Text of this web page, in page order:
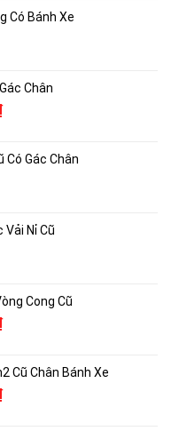
Có Bánh Xe
Chân
Giá
là:
Có Gác Chân
Vải Nỉ Cũ
Cong Cũ
Giá
là:
1,500,000₫.
Cũ Chân Bánh Xe
Giá